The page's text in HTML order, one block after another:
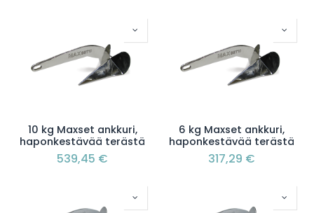
10 kg Maxset ankkuri,
haponkestävää terästä
539,45 €
6 kg Maxset ankkuri,
haponkestävää terästä
317,29 €